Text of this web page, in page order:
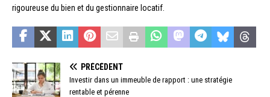
rigoureuse du bien et du gestionnaire locatif.
PRÉCÉDENT
Investir dans un immeuble de rapport : une stratégie
rentable et pérenne